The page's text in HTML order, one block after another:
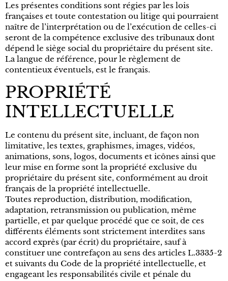
Les présentes conditions sont régies par les lois
françaises et toute contestation ou litige qui pourraient
naître de l’interprétation ou de l’exécution de celles-ci
seront de la compétence exclusive des tribunaux dont
dépend le siège social du propriétaire du présent site.
La langue de référence, pour le règlement de
contentieux éventuels, est le français.
PROPRIÉTÉ
INTELLECTUELLE
Le contenu du présent site, incluant, de façon non
limitative, les textes, graphismes, images, vidéos,
animations, sons, logos, documents et icônes ainsi que
leur mise en forme sont la propriété exclusive du
propriétaire du présent site, conformément au droit
français de la propriété intellectuelle.
Toutes reproduction, distribution, modification,
adaptation, retransmission ou publication, même
partielle, et par quelque procédé que ce soit, de ces
différents éléments sont strictement interdites sans
accord exprès (par écrit) du propriétaire, sauf à
constituer une contrefaçon au sens des articles L.3335-2
et suivants du Code de la propriété intellectuelle, et
engageant les responsabilités civile et pénale du